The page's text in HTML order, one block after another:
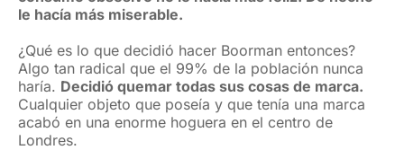
le hacía más miserable.
¿Qué es lo que decidió hacer Boorman entonces?
Algo tan radical que el 99% de la población nunca
haría. Decidió quemar todas sus cosas de marca.
Cualquier objeto que poseía y que tenía una marca
acabó en una enorme hoguera en el centro de
Londres.